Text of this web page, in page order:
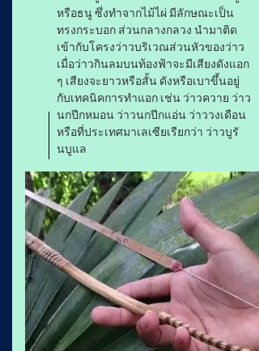
หรือธนู ซึ่งทำจากไม้ไผ่ มีลักษณะเป็น
ทรงกระบอก ส่วนกลางกลวง นำมาติด
เข้ากับโครงว่าวบริเวณส่วนหัวของว่าว
เมื่อว่าวกินลมบนท้องฟ้าจะมีเสียงดังแอก
ๆ เสียงจะยาวหรือสั้น ดังหรือเบาขึ้นอยู่
กับเทคนิคการทำแอก เช่น ว่าวควาย ว่าว
นกปีกหมอน ว่าวนกปีกแอ่น ว่าววงเดือน
หรือที่ประเทศมาเลเซียเรียกว่า ว่าวบูรั
นบูแล